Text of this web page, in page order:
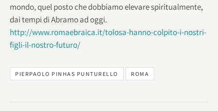
mondo, quel posto che dobbiamo elevare spiritualmente,
dai tempi di Abramo ad oggi.
http://www.romaebraica.it/tolosa-hanno-colpito-i-nostri-
figli-il-nostro-futuro/
PIERPAOLO PINHAS PUNTURELLO ROMA